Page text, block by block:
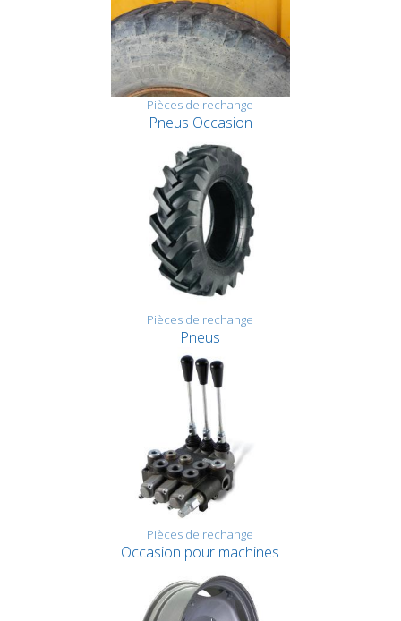
Pièces de rechange
Pneus Occasion
Pièces de rechange
Pneus
Pièces de rechange
Occasion pour machines